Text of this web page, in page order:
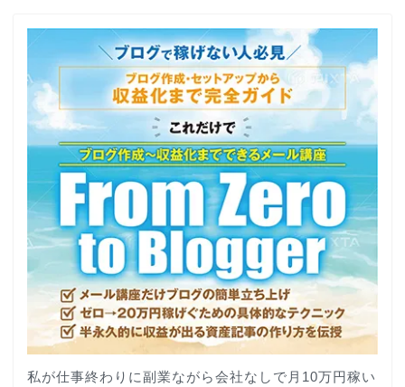
私が仕事終わりに副業ながら会社なしで月10万円稼い